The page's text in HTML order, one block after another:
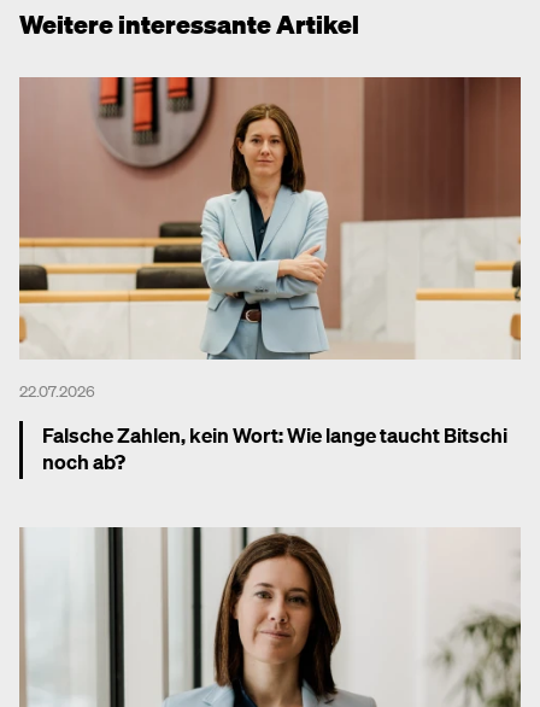
Weitere interessante Artikel
22.07.2026
Falsche Zahlen, kein Wort: Wie lange taucht Bitschi
noch ab?